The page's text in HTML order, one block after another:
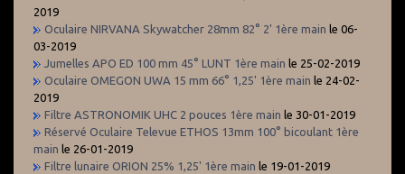
2019
Oculaire NIRVANA Skywatcher 28mm 82° 2' 1ère main le 06-
03-2019
Jumelles APO ED 100 mm 45° LUNT 1ère main le 25-02-2019
Oculaire OMEGON UWA 15 mm 66° 1,25' 1ère main le 24-02-
2019
Filtre ASTRONOMIK UHC 2 pouces 1ère main le 30-01-2019
Réservé Oculaire Televue ETHOS 13mm 100° bicoulant 1ère
main le 26-01-2019
Filtre lunaire ORION 25% 1,25' 1ère main le 19-01-2019